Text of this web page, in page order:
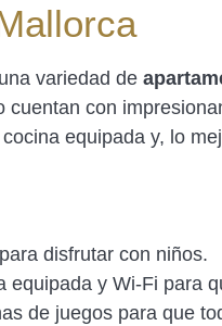
variedad de
con
equipada y, lo
disfrutar con niños.
y Wi-Fi para
de juegos para que